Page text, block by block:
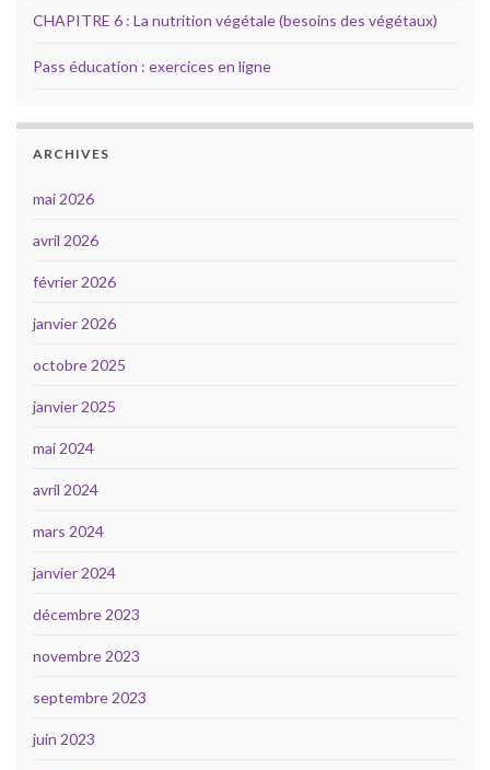
CHAPITRE 6 : La nutrition végétale (besoins des végétaux)
Pass éducation : exercices en ligne
ARCHIVES
mai 2026
avril 2026
février 2026
janvier 2026
octobre 2025
janvier 2025
mai 2024
avril 2024
mars 2024
janvier 2024
décembre 2023
novembre 2023
septembre 2023
juin 2023